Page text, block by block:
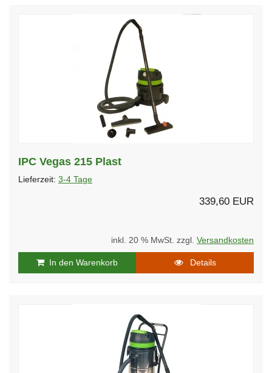
IPC Vegas 215 Plast
Lieferzeit: 3-4 Tage
339,60 EUR
inkl. 20 % MwSt. zzgl. Versandkosten
In den Warenkorb Details